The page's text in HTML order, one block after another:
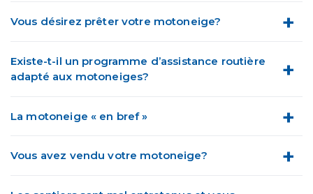
Vous désirez prêter votre motoneige?
Existe-t-il un programme d’assistance routière
adapté aux motoneiges?
La motoneige « en bref »
Vous avez vendu votre motoneige?